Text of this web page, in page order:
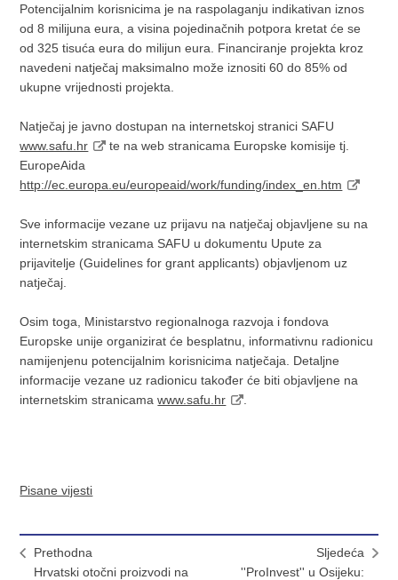
Potencijalnim korisnicima je na raspolaganju indikativan iznos
od 8 milijuna eura, a visina pojedinačnih potpora kretat će se
od 325 tisuća eura do milijun eura. Financiranje projekta kroz
navedeni natječaj maksimalno može iznositi 60 do 85% od
ukupne vrijednosti projekta.
Natječaj je javno dostupan na internetskoj stranici SAFU
www.safu.hr
te na web stranicama Europske komisije tj.
EuropeAida
http://ec.europa.eu/europeaid/work/funding/index_en.htm
Sve informacije vezane uz prijavu na natječaj objavljene su na
internetskim stranicama SAFU u dokumentu Upute za
prijavitelje (Guidelines for grant applicants) objavljenom uz
natječaj.
Osim toga, Ministarstvo regionalnoga razvoja i fondova
Europske unije organizirat će besplatnu, informativnu radionicu
namijenjenu potencijalnim korisnicima natječaja. Detaljne
informacije vezane uz radionicu također će biti objavljene na
internetskim stranicamawww.safu.hr
Pisane vijesti
Prethodna
Hrvatski otočni proizvodi na
Sljedeća
''ProInvest'' u Osijeku: